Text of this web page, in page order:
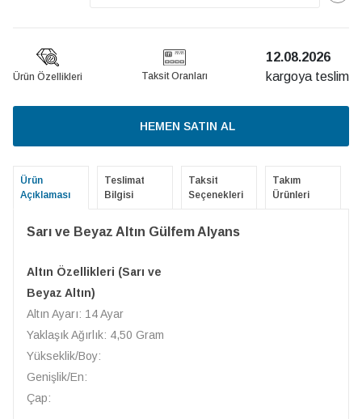
Ürün Özellikleri Taksit Oranları
12.08.2026
kargoya teslim
HEMEN SATIN AL
Ürün
Açıklaması
Teslimat
Bilgisi
Taksit
Seçenekleri
Takım
Ürünleri
Sarı ve Beyaz Altın Gülfem Alyans
Altın Özellikleri (Sarı ve
Beyaz Altın)
Altın Ayarı: 14 Ayar
Yaklaşık Ağırlık: 4,50 Gram
Yükseklik/Boy:
Genişlik/En:
Çap: